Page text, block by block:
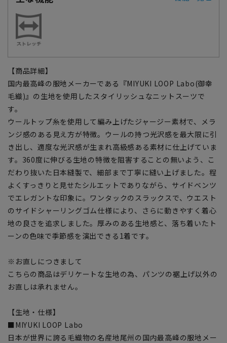
【商品詳細】
国内最高峰の服地メーカーである『MIYUKI LOOP Labo(御幸
毛織)』の生地を使用したスタイリッシュなニットスーツで
す。
ウールトップ糸を使用して編み上げたジャージー素材で、メラ
ンジ感のある見え方が特徴。ウールの持つ光沢感を最大限に引
き出し、適度な光沢感が生まれ高級感ある素材に仕上げていま
す。360度に伸びる生地の特徴を阻害することの無いよう、こ
だわり抜いた日本縫製で、細部まで丁寧に縫い上げました。程
よくすっきりと見せたシルエットでありながら、サイドベンツ
でエレガントな印象に。ワンタックのスラックスで、ウエスト
のサイドシャーリングゴム仕様により、さらに動きやすく着心
地の良さを追求しました。厚みのある生地感と、落ち着いたト
ーンの色味で季節感を演出できる1着です。
※お直しにつきまして
こちらの商品はデリケートな生地の為、パンツの裾上げ以外の
お直しは承れません。
【生地・仕様】
■MIYUKI LOOP Labo
日本が世界に誇る毛織物の名産地尾州の国内最高峰の服地メー